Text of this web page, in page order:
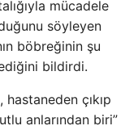
mücadele
söyleyen
böbreğinin şu
bildirdi.
hastaneden çıkıp
anlarından biri”